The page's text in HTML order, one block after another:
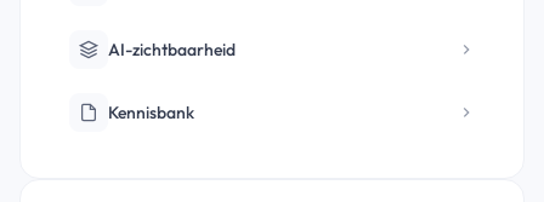
AI-zichtbaarheid
Kennisbank